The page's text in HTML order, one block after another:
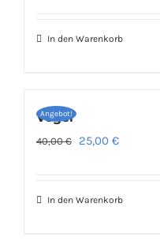
In den Warenkorb
Angebot!
Vogel
40,00€
Ursprünglicher
40,00 €
25,00 €Aktueller
25,00 €.
In den Warenkorb